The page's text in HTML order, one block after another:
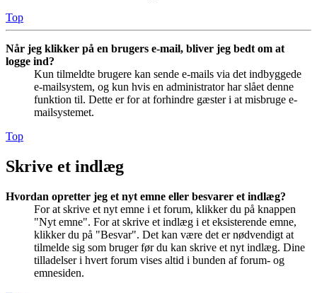
Top
Når jeg klikker på en brugers e-mail, bliver jeg bedt om at
logge ind?
Kun tilmeldte brugere kan sende e-mails via det indbyggede
e-mailsystem, og kun hvis en administrator har slået denne
funktion til. Dette er for at forhindre gæster i at misbruge e-
mailsystemet.
Top
Skrive et indlæg
Hvordan opretter jeg et nyt emne eller besvarer et indlæg?
For at skrive et nyt emne i et forum, klikker du på knappen
"Nyt emne". For at skrive et indlæg i et eksisterende emne,
klikker du på "Besvar". Det kan være det er nødvendigt at
tilmelde sig som bruger før du kan skrive et nyt indlæg. Dine
tilladelser i hvert forum vises altid i bunden af forum- og
emnesiden.